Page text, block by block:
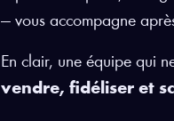
— vous accompagne
En clair, une équipe qui
vendre, fidéliser et